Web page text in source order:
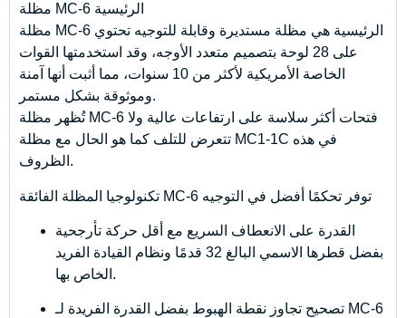
مظلة MC-6 الرئيسية
مظلة MC-6 الرئيسية هي مظلة مستديرة وقابلة للتوجيه تحتوي
على 28 لوحة بتصميم متعدد الأوجه، وقد استخدمتها القوات
الخاصة الأمريكية لأكثر من 10 سنوات، مما أثبت أنها آمنة
وموثوقة بشكل مستمر.
تُظهر مظلة MC-6 فتحات أكثر سلاسة على ارتفاعات عالية ولا
تتعرض للتلف كما هو الحال مع مظلة MC1-1C في هذه
الظروف.
تكنولوجيا المظلة الفائقة MC-6 توفر تحكمًا أفضل في التوجيه
القدرة على الانعطاف السريع مع أقل حركة تأرجحية
بفضل قطرها الاسمي البالغ 32 قدمًا ونظام القيادة الفريد
الخاص بها.
تصحيح تجاوز نقطة الهبوط بفضل القدرة الفريدة لـ MC-6